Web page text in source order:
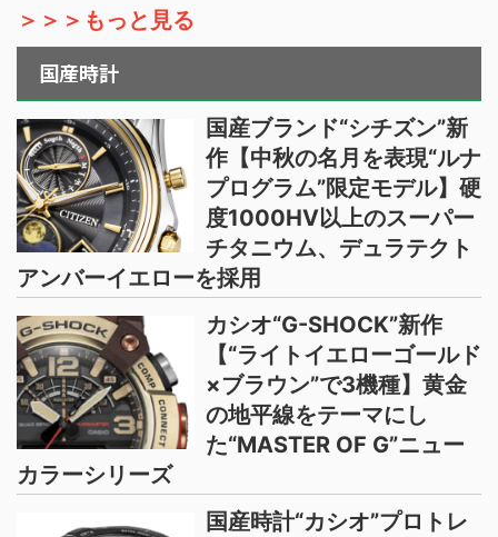
＞＞＞もっと見る
国産時計
国産ブランド“シチズン”新
作【中秋の名月を表現“ルナ
プログラム”限定モデル】硬
度1000HV以上のスーパー
チタニウム、デュラテクト
アンバーイエローを採用
カシオ“G-SHOCK”新作
【“ライトイエローゴールド
×ブラウン”で3機種】黄金
の地平線をテーマにし
た“MASTER OF G”ニュー
カラーシリーズ
国産時計“カシオ”プロトレ